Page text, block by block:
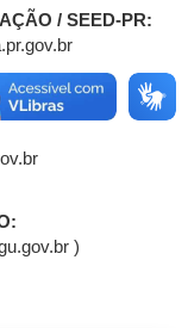
/ SEED-PR:
/
)